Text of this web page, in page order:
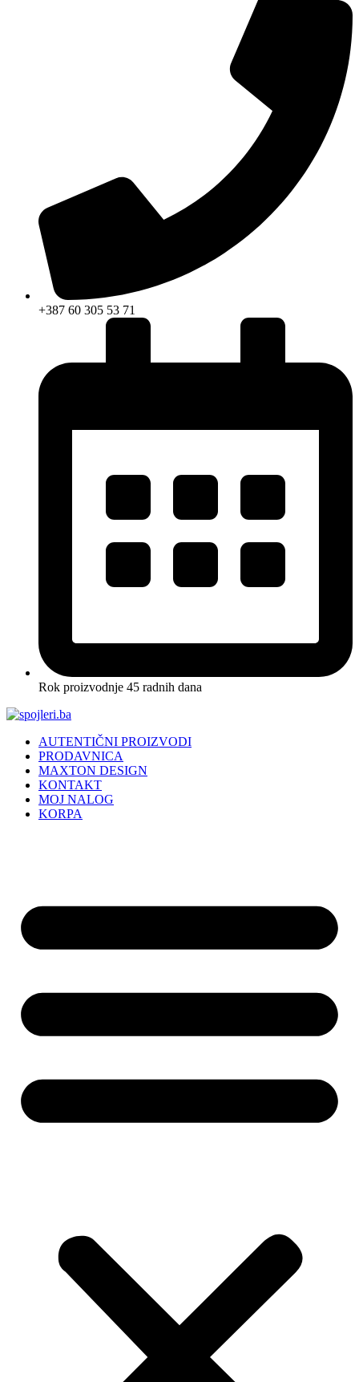
+387 60 305 53 71
Rok proizvodnje 45 radnih dana
AUTENTIČNI PROIZVODI
PRODAVNICA
MAXTON DESIGN
KONTAKT
MOJ NALOG
KORPA